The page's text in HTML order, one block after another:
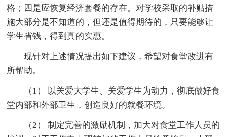
格；四是应恢复经济套餐的存在。对学校采取的补贴措
施大部分是不知道的，但还是值得期待的，只要能够让
学生省钱，得到真的实惠。
现针对上述情况提出如下建议，希望对食堂改进有
所帮助。
（1） 以关爱大学生、关爱学生为动力，彻底做好食
堂内部和外部卫生，创造良好的就餐环境。
（2） 制定完善的激励机制，加大对食堂工作人员的